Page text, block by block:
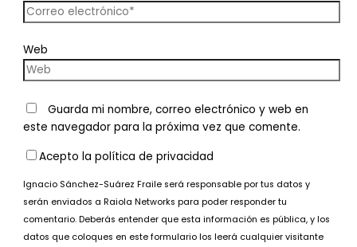
Web
Guarda mi nombre, correo electrónico y web en
este navegador para la próxima vez que comente.
Acepto la política de privacidad
Ignacio Sánchez-Suárez Fraile será responsable por tus datos y
serán enviados a Raiola Networks para poder responder tu
comentario. Deberás entender que esta información es pública, y los
datos que coloques en este formulario los leerá cualquier visitante